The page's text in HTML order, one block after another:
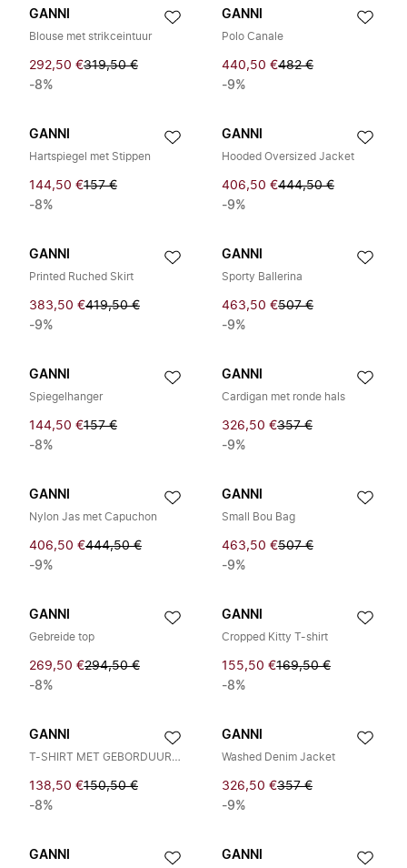
GANNI
Blouse met strikceintuur
292,50 €319,50 €
-8%
GANNI
Polo Canale
440,50 €482 €
-9%
GANNI
Hartspiegel met Stippen
144,50 €157 €
-8%
GANNI
Hooded Oversized Jacket
406,50 €444,50 €
-9%
GANNI
Printed Ruched Skirt
383,50 €419,50 €
-9%
GANNI
Sporty Ballerina
463,50 €507 €
-9%
GANNI
Spiegelhanger
144,50 €157 €
-8%
GANNI
Cardigan met ronde hals
326,50 €357 €
-9%
GANNI
Nylon Jas met Capuchon
406,50 €444,50 €
-9%
GANNI
Small Bou Bag
463,50 €507 €
-9%
GANNI
Gebreide top
269,50 €294,50 €
-8%
GANNI
Cropped Kitty T-shirt
155,50 €169,50 €
-8%
GANNI
T-SHIRT MET GEBORDUURD LOGO
138,50 €150,50 €
-8%
GANNI
Washed Denim Jacket
326,50 €357 €
-9%
GANNI GANNI